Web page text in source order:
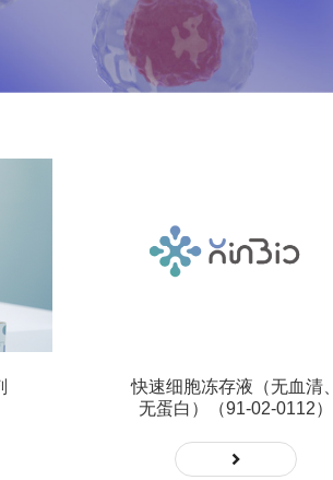
快速细胞冻存液（无血清、
无蛋白）（91-02-0112）